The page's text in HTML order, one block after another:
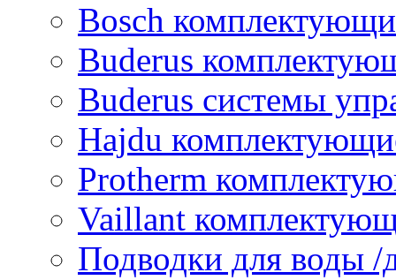
Bosch
Buderus
Buderus системы
Hajdu
Protherm
Vaillant
Подводки для воды /